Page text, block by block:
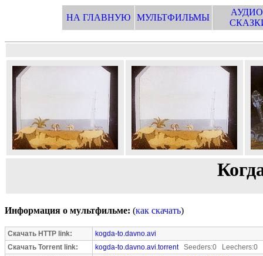
НА ГЛАВНУЮ МУЛЬТФИЛЬМЫ
Информация о мультфильме: (как скачать)
Скачать HTTP link:
kogda-to.davno.avi
Скачать Torrent link:
kogda-to.davno.avi.torrentSeeders:0 Leechers:0